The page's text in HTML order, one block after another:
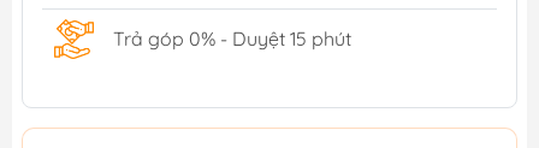
Trả góp 0% - Duyệt 15 phút